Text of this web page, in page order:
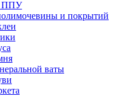
ППУ
и покрытий
ваты